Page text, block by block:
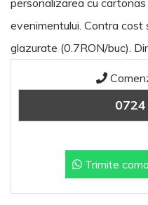
evenimentului. Contra cost
glazurate (0.7RON/buc).
Trimite